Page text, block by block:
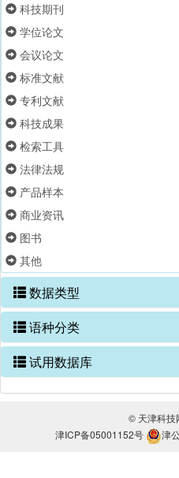
科技期刊
学位论文
会议论文
标准文献
专利文献
科技成果
检索工具
法律法规
产品样本
商业资讯
图书
其他
数据类型
语种分类
试用数据库
© 天津科技
津ICP备05001152号
津